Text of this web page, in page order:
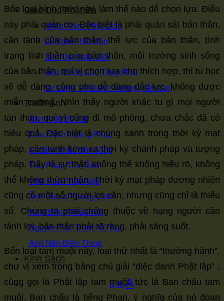
Giáo Dục Phật Đà
Nhận Thức Phật Giáo
Lễ Nghi Phật Môn
Tam Quy Ngũ Giới
Giới Thiệu Các Tông Phái
Sơ Lược Về Danh Tướng (Tên Gọi)
Tranh Ảnh
Ảnh Phật Bồ Tát
Dấu Chân Hoằng Pháp
Khoảnh khắc Đời Sống
Thư Pháp Trên Ảnh
Tinh Hoa Pháp Ngữ
Ảnh Hoa & Phong Cảnh
Hoạt Động Pháp Hội
Nguyên Tác Tranh Vẽ Tay
Ảnh Nền Điện Thoại
Kinh Sách
ADecrease
font
AReset
font
AIncrease
font
Bốn loại hình thức này, làm thế nào để chọn lựa. Điều
này phải quán cơ. Đặc biệt là phải quán sát bản thân,
căn tánh của bản thân, thể lực của bản thân, tình
trạng tinh thần của bản thân, môi trường sinh sống
của bản thân, quí vị chọn lựa cho thích hợp, thì tu học
sẽ dễ dàng, công phu dễ dàng đắc lực, không được
miễn cưỡng. Nhìn thấy người khác tu gì mọi người
tán thán, quí vị cũng đi mô phỏng, chưa chắc đã có
hiệu quả. Đặc biệt là chúng sanh trong thời kỳ mạt
pháp, căn tánh kém xa thời kỳ chánh pháp và tượng
pháp. Đây là sự thật, không thể không hiểu rõ, không
thể không thừa nhận. Thời kỳ mạt pháp đương nhiên
cũng có một số người lợi căn, nhưng cũng chỉ là thiểu
số. Chúng ta phải chăng thuộc về hạng người căn
tánh lợi, bản thân phải rõ ràng, phải sáng suốt.
Bốn loại tam muội này, loại thứ nhất là “thường hành”,
chư vị xem trong bảng chú giải “diệc danh Phật lập” ,
cũng gọi là Phật lập tam muội, tức là Ban châu tam
muội. Ban châu là tiếng Phạn, ý nghĩa của nó đoạn